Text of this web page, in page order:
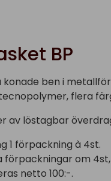
BP
konade ben i
flera
av löstagbar
1 förpackning à 4st.
förpackningar om
netto 100:-.